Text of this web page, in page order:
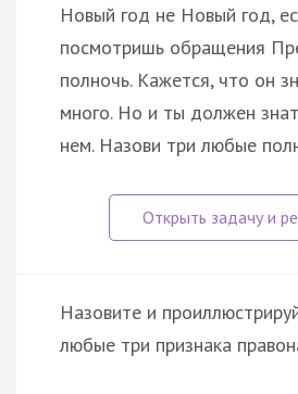
Новый год не Новый год,
посмотришь обращения
полночь. Кажется, что он
много. Но и ты должен
нем. Назови три любые
Назовите и
любые три признака